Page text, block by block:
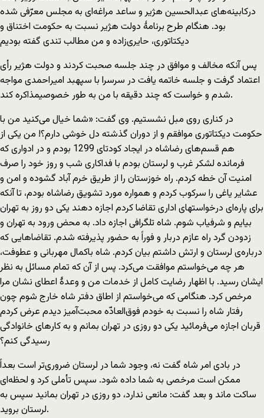
دركابينه‌های عبدالحسين هژير و ساعد مراغه‌ای به مجلس معرّفی شده
بود. هنگام طرح برنامۀ دولت هژير نسبت به حكومت اختناق و
ديكتاتوری، حايری‌زاده و من مطالب تندی گفته بوديم
پس آنكه مخالف و موافق در چند جلسه صحبت كردند و دولت هژير رأی
اعتماد گرفت و جلسه خاتمه يافت در سرسرا با سپهبد امير‌احمدی مواجه
شدم و خواست كه چند دقيقه با من به طور خصوصیمذاكره كند.
در كناری روی مبل نشستيم. وی گفت: «شما خيال می‌كنيد من با
حكومت ديكتاتوری موافقم و از دوران گذشته دل خوشی دارم؟! من يكی از
هم قسم‌های رضاشاه در ايجاد كودتای 1299 بودم و در ادواری كه
فرمانده لشكر غرب و لرستان بودم با فداكاری شب و روز خود را صرف
امنيت آن خطه كردم. راه خوزستان را از طريق خرم آباد گشوده و امن و
عشاير ياغی را سركوب كردم و همواره مورد تشويق رضاشاه بودم، تا آنكه
برای پاره‌ای درخواستهای اداری تقاضا كردم اجازه دهند يكی دو روز به تهران
بيايم و شرفياب شوم. شاه تلگرافی اجازه داد. به محض ورود به تهران و
زدودن گرد راه عازم دربار و فوراً به حضور پذيرفته شدم. تقاضاهايی كه
درباره‌ی لرستان و ارتش داشتم بيان كردم. شاه باكمال مهربانی و عطوفت،
هر چه می‌خواستم موافقت می‌كرد. پس از آن كه تمام مسائل به نظر
ايشان رسيد. با اظهار رضايت كامل از خدمات من و وعدۀ اعطای نشان مرا
مرخص كرد. هنگامی كه می‌خواستم از اطاق دفتر شاه خارج شوم چون
رفتار شاه را نسبت به خودم فوق‌العادّه محبت‌آميز ديدم عرض كردم
قربان اجازه می‌فرمائيد يكی دو روزی در تهران بمانم و به كارهای خانوادگی
رسيدگی كنم؟
در بادی امر شاه گفت نه، وجود شما در لرستان ضروری‌تر است بعداً
ممكن است مرخصی به شما داده شود. سپس تأملی كرد و لحظه‌ای
ساكت ماند و بعد گفت: مانعی ندارد، دو روزی در تهران بمانيد سپس به
لرستان برويد.